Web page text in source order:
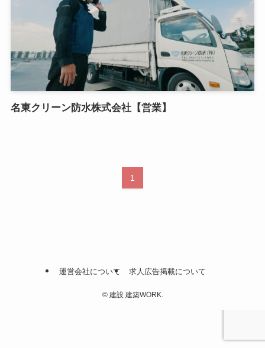
名東クリーン防水株式会社【営業】
1
運営会社について 求人広告掲載について
©建設 建築WORK.